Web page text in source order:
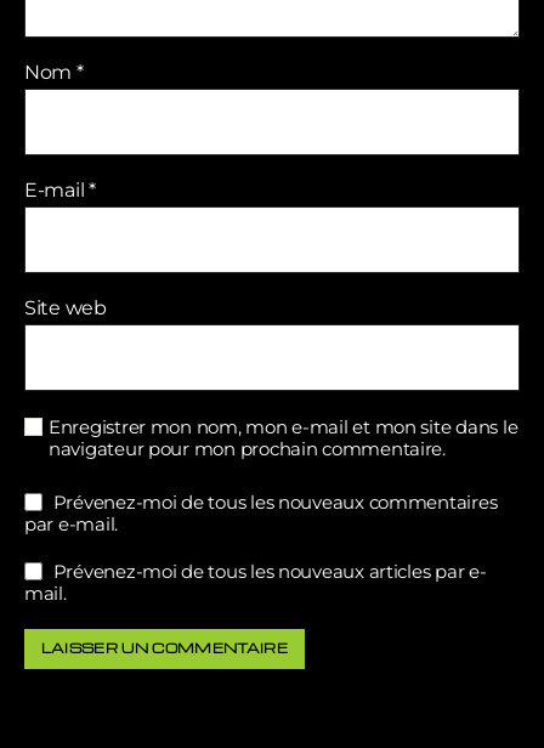
Nom *
E-mail*
Site web
Enregistrer mon nom, mon e-mail et mon site dans le
navigateur pour mon prochain commentaire.
Prévenez-moi de tous les nouveaux commentaires
par e-mail.
Prévenez-moi de tous les nouveaux articles par e-
mail.